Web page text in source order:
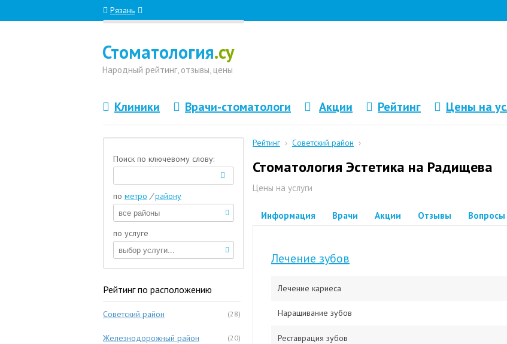
Рязань
Стоматология.су
Народный рейтинг, отзывы, цены
Клиники Врачи-стоматологи Акции Рейтинг Цены на
Рейтинг › Советский район ›
Стоматология Эстетика на Радищева
Цены на услуги
Информация Врачи Акции Отзывы Вопросы
Лечение зубов
Лечение кариеса
Наращивание зубов
Реставрация зубов
Поиск по ключевому слову:
по метро / району
по услуге
Рейтинг по расположению
(28)
Советский район
(20)
Железнодорожный район